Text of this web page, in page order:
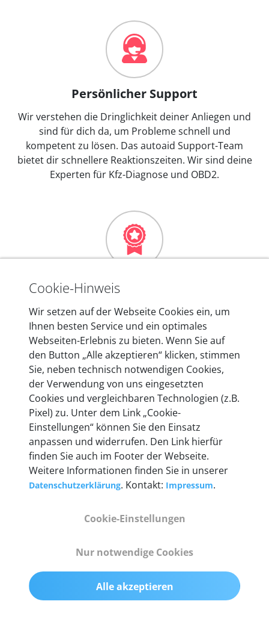
Persönlicher Support
Wir verstehen die Dringlichkeit deiner Anliegen und
sind für dich da, um Probleme schnell und
kompetent zu lösen. Das autoaid Support-Team
bietet dir schnellere Reaktionszeiten. Wir sind deine
Experten für Kfz-Diagnose und OBD2.
Mehr als 10 Jahre Erfahrung
In den Kfz-Diagnosegeräten von autoaid stecken
mehr als 10 Jahre Erfahrung, und auch in Zukunft
entwickeln wir unsere Produkte am Standort in
Berlin laufend weiter. Auf diese Qualität vertrauen
heute mehr als 60.000 Privatkunden und
Unternehmen.
Technische Details &
Lieferumfang
Abmessungen
Gewicht
200 g
Cookie-Hinweis
Wir setzen auf der Webseite Cookies ein, um
Ihnen besten Service und ein optimales
Webseiten-Erlebnis zu bieten. Wenn Sie auf
den Button „Alle akzeptieren“ klicken, stimmen
Sie, neben technisch notwendigen Cookies,
der Verwendung von uns eingesetzten
Cookies und vergleichbaren Technologien (z.B.
Pixel) zu. Unter dem Link „Cookie-
Einstellungen“ können Sie den Einsatz
anpassen und widerrufen. Den Link hierfür
finden Sie auch im Footer der Webseite.
Weitere Informationen finden Sie in unserer
Datenschutzerklärung. Kontakt: Impressum.
Cookie-Einstellungen
Nur notwendige Cookies
Alle akzeptieren